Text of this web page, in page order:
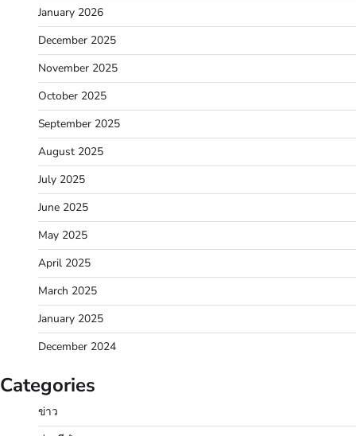
January 2026
December 2025
November 2025
October 2025
September 2025
August 2025
July 2025
June 2025
May 2025
April 2025
March 2025
January 2025
December 2024
Categories
ข่าว